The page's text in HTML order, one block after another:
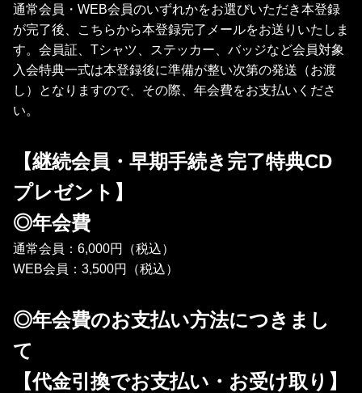
通常会員・WEB会員のいずれかをお選びいただき本登録
が完了後、こちらから本登録完了メールをお送りいたしま
す。会員証、Tシャツ、ステッカー、バッジなど会員対象
入会特典一式は本登録後に準備が整い次第の発送（お渡
し）となりますので、その際、年会費をお支払いくださ
い。
【継続会員・早期手続き完了特典CD
プレゼント】
◎年会費
通常会員：6,000円（税込）
WEB会員：3,500円（税込）
◎年会費のお支払い方法につきまし
て
【代金引換でお支払い・お受け取り】